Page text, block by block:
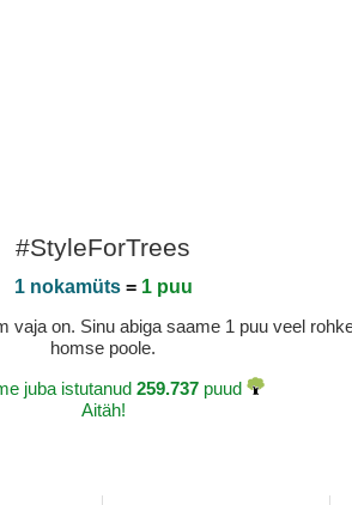
#StyleForTrees
1 nokamüts= 1 puu
on. Sinu abiga saame 1 puu veel
homse poole.
juba istutanud 259.737 puud
Aitäh!